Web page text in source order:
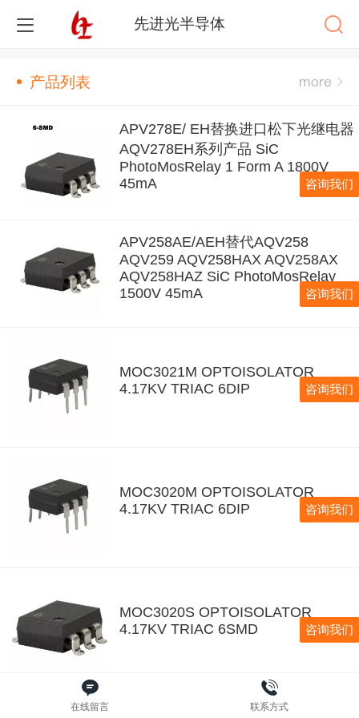
先进光半导体
产品列表
APV278E/ EH替换进口松下光继电器
AQV278EH系列产品 SiC
PhotoMosRelay 1 Form A 1800V
45mA
咨询我们
APV258AE/AEH替代AQV258
AQV259 AQV258HAX AQV258AX
AQV258HAZ SiC PhotoMosRelay
1500V 45mA
咨询我们
MOC3021M OPTOISOLATOR
4.17KV TRIAC 6DIP
咨询我们
MOC3020M OPTOISOLATOR
4.17KV TRIAC 6DIP
咨询我们
MOC3020S OPTOISOLATOR
4.17KV TRIAC 6SMD
咨询我们
在线留言 联系方式